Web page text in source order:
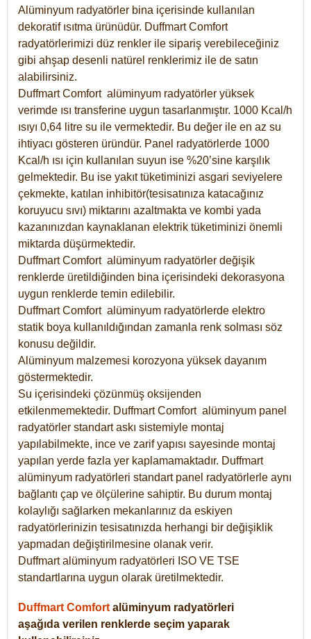
Alüminyum radyatörler bina içerisinde kullanılan
dekoratif ısıtma ürünüdür. Duffmart Comfort
radyatörlerimizi düz renkler ile sipariş verebileceğiniz
gibi ahşap desenli natürel renklerimiz ile de satın
alabilirsiniz.
Duffmart Comfort alüminyum radyatörler yüksek
verimde ısı transferine uygun tasarlanmıştır. 1000 Kcal/h
ısıyı 0,64 litre su ile vermektedir. Bu değer ile en az su
ihtiyacı gösteren üründür. Panel radyatörlerde 1000
Kcal/h ısı için kullanılan suyun ise %20’sine karşılık
gelmektedir. Bu ise yakıt tüketiminizi asgari seviyelere
çekmekte, katılan inhibitör(tesisatınıza katacağınız
koruyucu sıvı) miktarını azaltmakta ve kombi yada
kazanınızdan kaynaklanan elektrik tüketiminizi önemli
miktarda düşürmektedir.
Duffmart Comfort alüminyum radyatörler değişik
renklerde üretildiğinden bina içerisindeki dekorasyona
uygun renklerde temin edilebilir.
DuffmartComfort alüminyum radyatörlerde elektro
statik boya kullanıldığından zamanla renk solması söz
konusu değildir.
Alüminyum malzemesi korozyona yüksek dayanım
göstermektedir.
Su içerisindeki çözünmüş oksijenden
etkilenmemektedir. DuffmartComfort alüminyum panel
radyatörler standart askı sistemiyle montaj
yapılabilmekte, ince ve zarif yapısı sayesinde montaj
yapılan yerde fazla yer kaplamamaktadır. Duffmart
alüminyum radyatörleri standart panel radyatörlerle aynı
bağlantı çap ve ölçülerine sahiptir. Bu durum montaj
kolaylığı sağlarken mekanlarınız da eskiyen
radyatörlerinizin tesisatınızda herhangi bir değişiklik
yapmadan değiştirilmesine olanak verir.
Duffmart alüminyum radyatörleri ISO VE TSE
standartlarına uygun olarak üretilmektedir.
Duffmart Comfort alüminyum radyatörleri
aşağıda verilen renklerde seçim yaparak